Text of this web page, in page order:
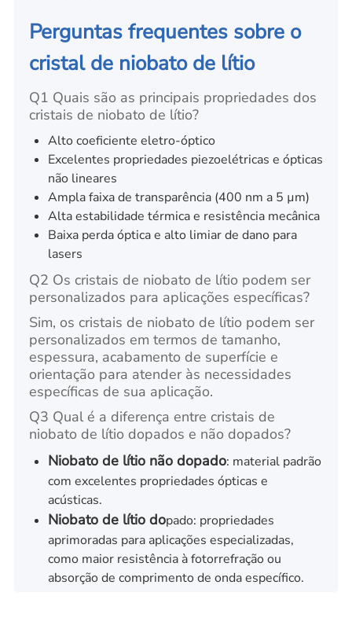
Perguntas frequentes sobre o
cristal de niobato de lítio
Q1 Quais são as principais propriedades dos
cristais de niobato de lítio?
Alto coeficiente eletro-óptico
Excelentes propriedades piezoelétricas e ópticas
não lineares
Ampla faixa de transparência (400 nm a 5 µm)
Alta estabilidade térmica e resistência mecânica
Baixa perda óptica e alto limiar de dano para
lasers
Q2 Os cristais de niobato de lítio podem ser
personalizados para aplicações específicas?
Sim, os cristais de niobato de lítio podem ser
personalizados em termos de tamanho,
espessura, acabamento de superfície e
orientação para atender às necessidades
específicas de sua aplicação.
Q3 Qual é a diferença entre cristais de
niobato de lítio dopados e não dopados?
Niobato de lítio não dopado: material padrão
com excelentes propriedades ópticas e
acústicas.
Niobato de lítio dopado: propriedades
aprimoradas para aplicações especializadas,
como maior resistência à fotorrefração ou
absorção de comprimento de onda específico.